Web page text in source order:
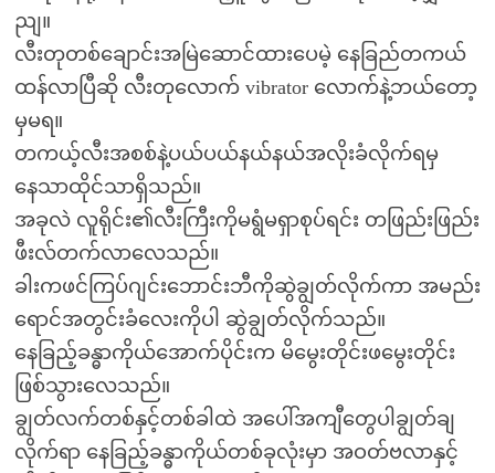
ညျ။
လီးတုတစ်ချောင်းအမြဲဆောင်ထားပေမဲ့ နေခြည်တကယ်
ထန်လာပြီဆို လီးတုလောက် vibrator လောက်နဲ့ဘယ်တော့
မှမရ။
တကယ့်လီးအစစ်နဲ့ပယ်ပယ်နယ်နယ်အလိုးခံလိုက်ရမှ
နေသာထိုင်သာရှိသည်။
အခုလဲ လူရိုင်း၏လီးကြီးကိုမရွံမရှာစုပ်ရင်း တဖြည်းဖြည်း
ဖီးလ်တက်လာလေသည်။
ခါးကဖင်ကြပ်ဂျင်းဘောင်းဘီကိုဆွဲချွတ်လိုက်ကာ အမည်း
ရောင်အတွင်းခံလေးကိုပါ ဆွဲချွတ်လိုက်သည်။
နေခြည့်ခန္ဓာကိုယ်အောက်ပိုင်းက မိမွေးတိုင်းဖမွေးတိုင်း
ဖြစ်သွားလေသည်။
ချွတ်လက်တစ်နှင့်တစ်ခါထဲ အပေါ်အကျီတွေပါချွတ်ချ
လိုက်ရာ နေခြည့်ခန္ဓာကိုယ်တစ်ခုလုံးမှာ အဝတ်ဗလာနှင့်